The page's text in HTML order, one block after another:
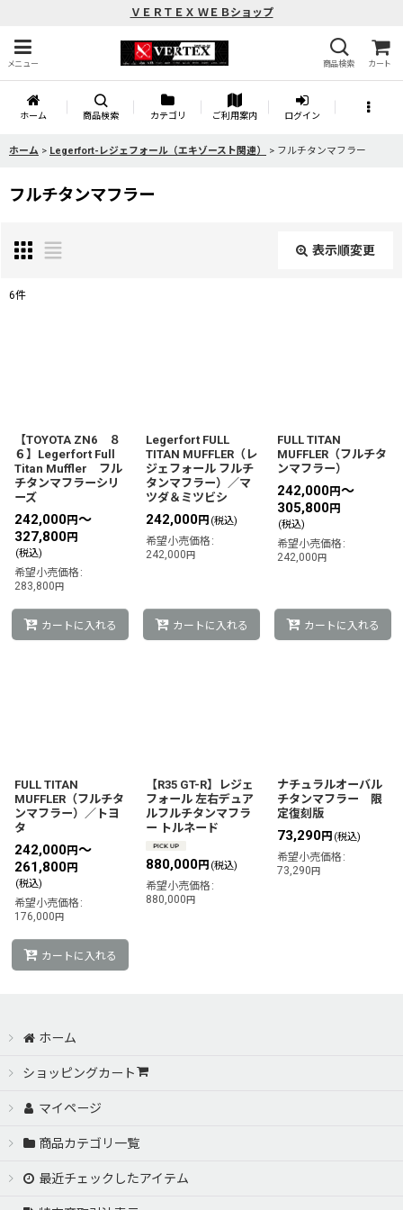
ＶＥＲＴＥＸ ＷＥＢショップ
メニュー 商品検索 カート
ホーム 商品検索 カテゴリ ご利用案内 ログイン
ホーム > Legerfort-レジェフォール（エキゾースト関連） > フルチタンマフラー
フルチタンマフラー
表示順変更
絞り込む
6件
【TOYOTA ZN6 ８
６】Legerfort Full
Titan Muffler フル
チタンマフラーシリ
ーズ
242,000円～
327,800円
(税込)
希望小売価格 :
283,800円
カートに入れる
Legerfort FULL
TITAN MUFFLER（レ
ジェフォール フルチ
タンマフラー）／マ
ツダ＆ミツビシ
242,000円 (税込)
希望小売価格 :
242,000円
カートに入れる
FULL TITAN
MUFFLER（フルチタ
ンマフラー）
242,000円～
305,800円
(税込)
希望小売価格 :
242,000円
カートに入れる
FULL TITAN
MUFFLER（フルチタ
ンマフラー）／トヨ
タ
242,000円～
261,800円
(税込)
希望小売価格 :
176,000円
カートに入れる
【R35 GT-R】レジェ
フォール 左右デュア
ルフルチタンマフラ
ー トルネード
880,000円 (税込)
希望小売価格 :
880,000円
ナチュラルオーバル
チタンマフラー 限
定復刻版
73,290円 (税込)
希望小売価格 :
73,290円
ホーム
ショッピングカート
マイページ
商品カテゴリ一覧
最近チェックしたアイテム